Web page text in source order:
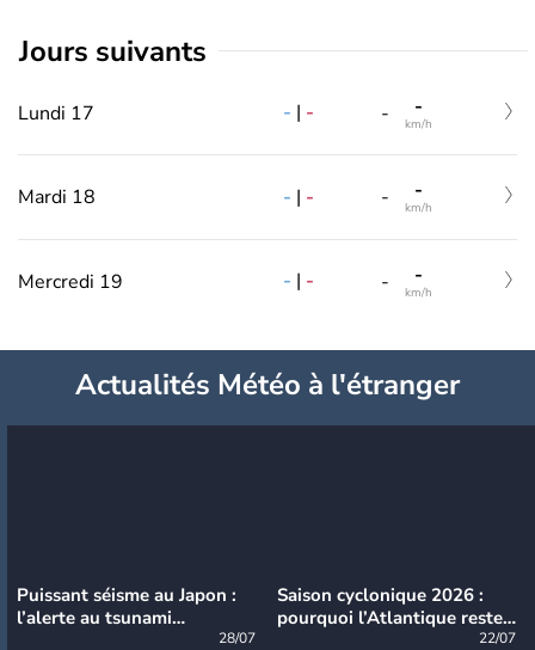
jours suivants
Lundi 17 - | - - -
km/h
Mardi 18 - | - - -
km/h
Mercredi 19 - | - - -
km/h
Actualités Météo à l'étranger
Puissant séisme au Japon :
l’alerte au tsunami
28/07
Saison cyclonique 2026 :
pourquoi l’Atlantique reste
22/07